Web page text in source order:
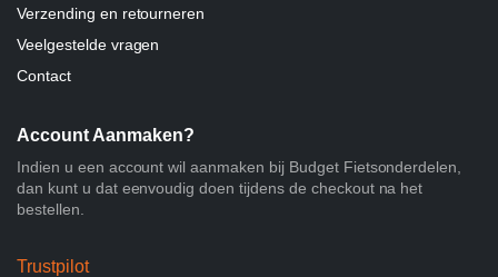
Verzending en retourneren
Veelgestelde vragen
Contact
Account Aanmaken?
Indien u een account wil aanmaken bij Budget Fietsonderdelen,
dan kunt u dat eenvoudig doen tijdens de checkout na het
bestellen.
Trustpilot